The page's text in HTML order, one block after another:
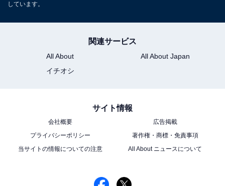
しています。
関連サービス
All About
All About Japan
イチオシ
サイト情報
会社概要
広告掲載
プライバシーポリシー
著作権・商標・免責事項
当サイトの情報についての注意
All About ニュースについて